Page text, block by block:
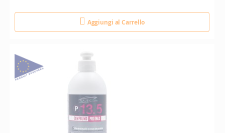
Aggiungi al Carrello